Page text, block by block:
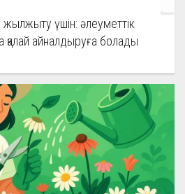
жылжыту үшін: әлеуметтік
қалай айналдыруға болады